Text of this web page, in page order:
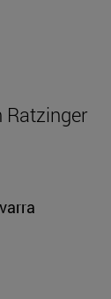
Ratzinger